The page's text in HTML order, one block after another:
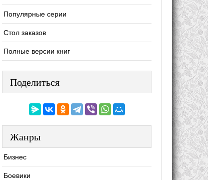
Популярные серии
Стол заказов
Полные версии книг
Поделиться
Жанры
Бизнес
Боевики